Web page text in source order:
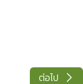
ต่อไป